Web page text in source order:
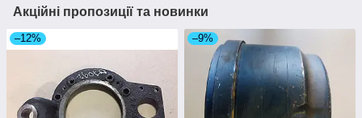
Акційні пропозиції та новинки
–12% –9%